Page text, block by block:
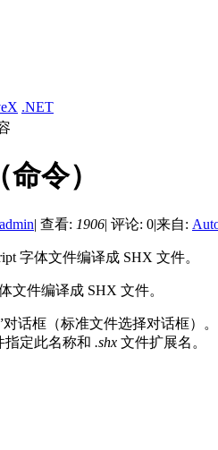
.NET
令）
admin| 查看: 1906| 评论: 0|来自:
字体文件编译成 SHX 文件。
文件编译成 SHX 文件。
话框（标准文件选择对话框）
指定此名称和 .shx 文件扩展名。